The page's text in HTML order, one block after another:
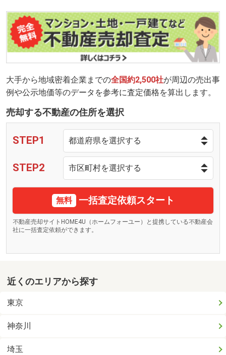
大手から地域密着企業までの全国約2,500社が周辺の売出事
例や公示地価等のデータを参考に査定価格を算出します。
売却する不動産の住所を選択
STEP1
STEP2
無料 一括査定依頼スタート
不動産売却サイトHOME4U（ホームフォーユー）と提携している不動産会
社に一括査定依頼ができます。
近くのエリアから探す
東京
神奈川
埼玉